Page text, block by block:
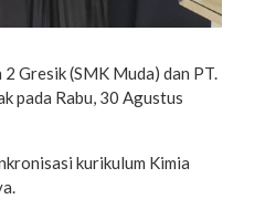
Gresik (SMK Muda) dan PT.
pada Rabu, 30 Agustus
kurikulum Kimia